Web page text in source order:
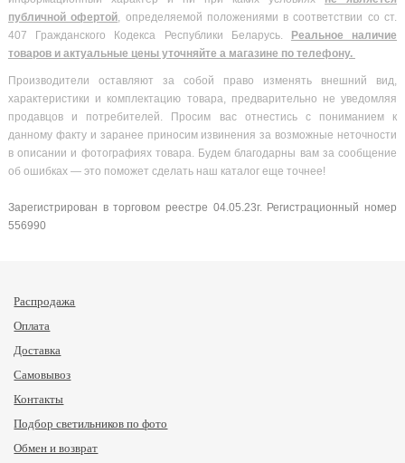
публичной офертой, определяемой положениями в соответствии со ст.
407 Гражданского Кодекса Республики Беларусь. Реальное наличие
товаров и актуальные цены уточняйте а магазине по телефону.
Производители оставляют за собой право изменять внешний вид,
характеристики и комплектацию товара, предварительно не уведомляя
продавцов и потребителей. Просим вас отнестись с пониманием к
данному факту и заранее приносим извинения за возможные неточности
в описании и фотографиях товара. Будем благодарны вам за сообщение
об ошибках — это поможет сделать наш каталог еще точнее!
Зарегистрирован в торговом реестре 04.05.23г. Регистрационный номер
556990
Распродажа
Оплата
Доставка
Самовывоз
Контакты
Подбор светильников по фото
Обмен и возврат